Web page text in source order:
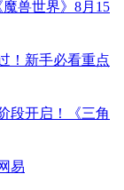
兽世界》8月15
！新手必看重点
段开启！《三角
易